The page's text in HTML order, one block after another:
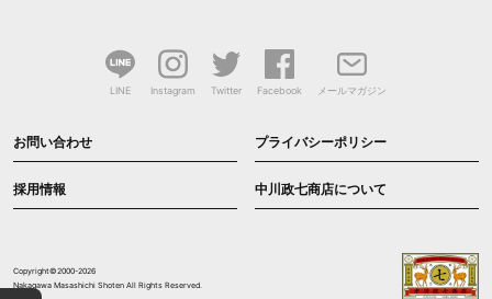
LINE Instagram Twitter Facebook メールマガジン
お問い合わせ プライバシーポリシー
採用情報 中川政七商店について
Copyright©2000-2026
Nakagawa Masashichi Shoten All Rights Reserved.